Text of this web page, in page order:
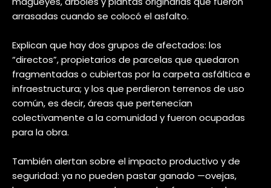
arrasadas cuando se colocó el asfalto.
Explican que hay dos grupos de afectados: los
“directos”, propietarios de parcelas que quedaron
fragmentadas o cubiertas por la carpeta asfáltica e
infraestructura; y los que perdieron terrenos de uso
común, es decir, áreas que pertenecían
colectivamente a la comunidad y fueron ocupadas
para la obra.
También alertan sobre el impacto productivo y de
seguridad: ya no pueden pastar ganado —ovejas,